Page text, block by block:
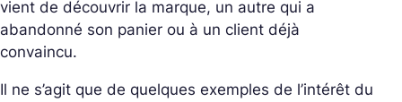
vient de découvrir la marque, un autre qui a
abandonné son panier ou à un client déjà
convaincu.
Il ne s’agit que de quelques exemples de l’intérêt du